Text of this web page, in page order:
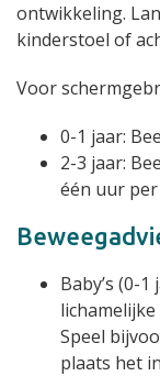
ontwikkeling.
kinderstoel of
Voor
0-1 jaar:
2-3 jaar:
één uur
Baby’s (0-
Speel
plaats het